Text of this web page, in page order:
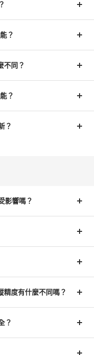
？
不同？
？
？
影響嗎？
度有什麼不同嗎？
？